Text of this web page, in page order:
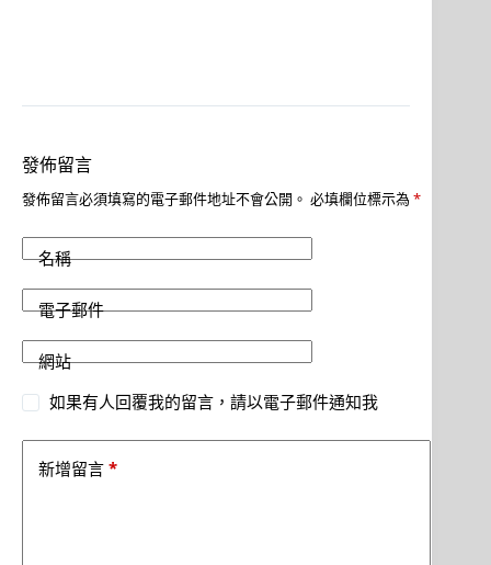
發佈留言
發佈留言必須填寫的電子郵件地址不會公開。 必填欄位標示為 *
名稱
電子郵件
網站
如果有人回覆我的留言，請以電子郵件通知我
新增留言 *